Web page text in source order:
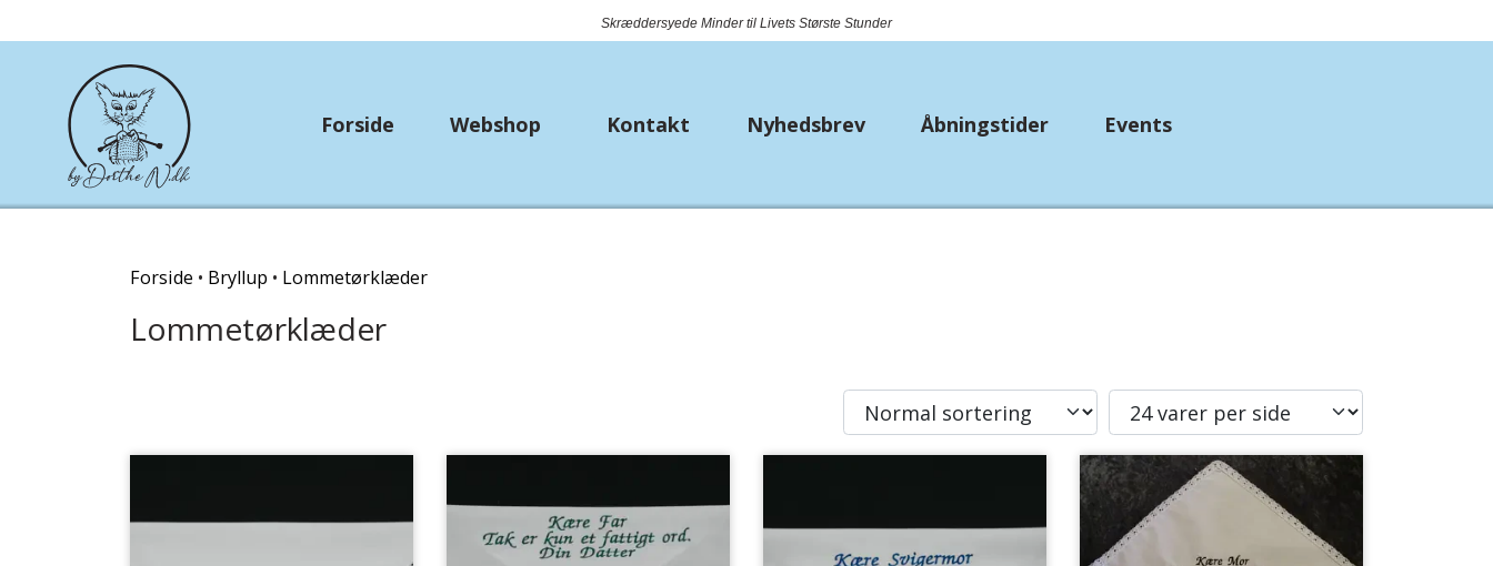
Skræddersyede Minder til Livets Største Stunder
Forside Webshop
OUTLET
Strikkekit
Garn Lana Grossa
Kontakt Nyhedsbrev Åbningstider Events
Forside Bryllup Lommetørklæder
Lommetørklæder